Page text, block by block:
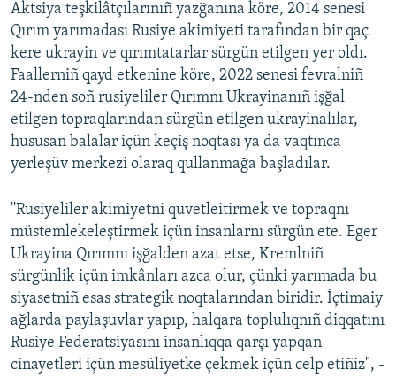
Aktsiya teşkilâtçılarınıñ yazğanına köre, 2014 senesi
Qırım yarımadası Rusiye akimiyeti tarafından bir qaç
kere ukrayin ve qırımtatarlar sürgün etilgen yer oldı.
Faallerniñ qayd etkenine köre, 2022 senesi fevralniñ
24-nden soñ rusiyeliler Qırımnı Ukrayinanıñ işğal
etilgen topraqlarından sürgün etilgen ukrayinalılar,
hususan balalar içün keçiş noqtası ya da vaqtınca
yerleşüv merkezi olaraq qullanmağa başladılar.
''Rusiyeliler akimiyetni quvetleitirmek ve topraqnı
müstemlekeleştirmek içün insanlarnı sürgün ete. Eger
Ukrayina Qırımnı işğalden azat etse, Kremlniñ
sürgünlik içün imkânları azca olur, çünki yarımada bu
siyasetniñ esas strategik noqtalarından biridir. İçtimaiy
ağlarda paylaşuvlar yapıp, halqara toplulıqnıñ diqqatını
Rusiye Federatsiyasını insanlıqqa qarşı yapqan
cinayetleri içün mesüliyetke çekmek içün celp etiñiz", -